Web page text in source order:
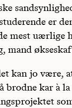
er
mest uærlige
mand
kan jo være,
brodne kar à